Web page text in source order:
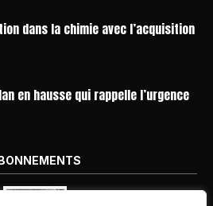
dans la chimie avec l’acquisition
en hausse qui rappelle l’urgence